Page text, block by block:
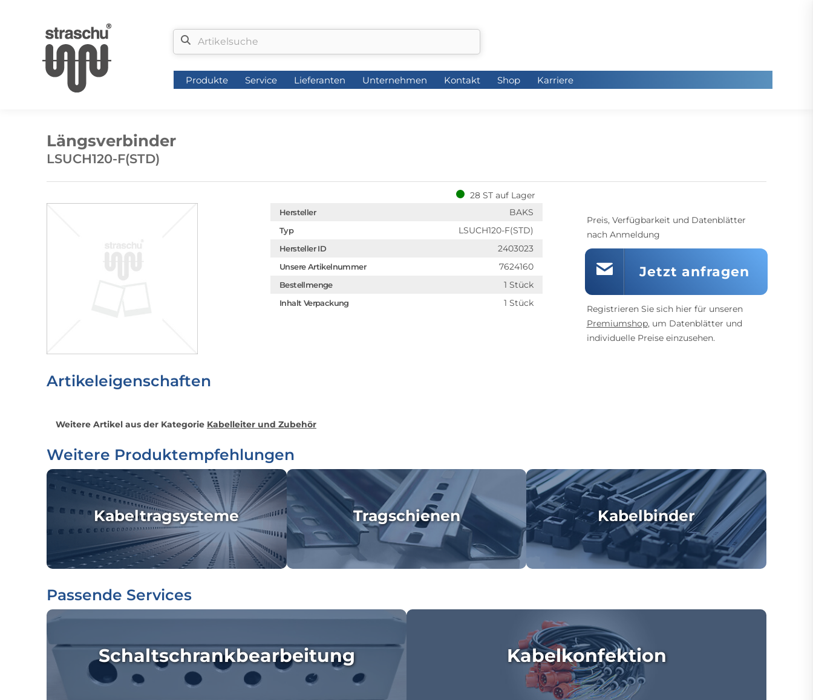
Produkte Service Lieferanten Unternehmen Kontakt Shop Karriere
Längsverbinder
LSUCH120-F(STD)
28 ST auf Lager
Hersteller BAKS
Typ LSUCH120-F(STD)
Hersteller ID 2403023
Unsere Artikelnummer 7624160
Bestellmenge 1 Stück
Inhalt Verpackung 1 Stück
Preis, Verfügbarkeit und Datenblätter
nach Anmeldung
Jetzt anfragen
Registrieren Sie sich hier für unseren
Premiumshop, um Datenblätter und
individuelle Preise einzusehen.
Artikeleigenschaften
Weitere Artikel aus der Kategorie Kabelleiter und Zubehör
Weitere Produktempfehlungen
Kabeltragsysteme Tragschienen Kabelbinder
Passende Services
Schaltschrankbearbeitung Kabelkonfektion
Produkte Service Lieferanten Unternehmen Kontakt